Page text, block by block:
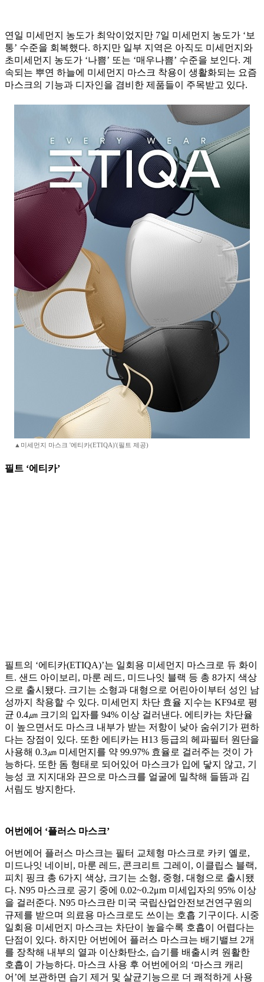
연일 미세먼지 농도가 최악이었지만 7일 미세먼지 농도가 ‘보
통’ 수준을 회복했다. 하지만 일부 지역은 아직도 미세먼지와
초미세먼지 농도가 ‘나쁨’ 또는 ‘매우나쁨’ 수준을 보인다. 계
속되는 뿌연 하늘에 미세먼지 마스크 착용이 생활화되는 요즘
마스크의 기능과 디자인을 겸비한 제품들이 주목받고 있다.
▲미세먼지 마스크 '에티카(ETIQA)'(필트 제공)
필트 ‘에티카’
필트의 ‘에티카(ETIQA)’는 일회용 미세먼지 마스크로 듀 화이
트. 샌드 아이보리, 마룬 레드, 미드나잇 블랙 등 총 8가지 색상
으로 출시됐다. 크기는 소형과 대형으로 어린아이부터 성인 남
성까지 착용할 수 있다. 미세먼지 차단 효율 지수는 KF94로 평
균 0.4㎛ 크기의 입자를 94% 이상 걸러낸다. 에티카는 차단율
이 높으면서도 마스크 내부가 받는 저항이 낮아 숨쉬기가 편하
다는 장점이 있다. 또한 에티카는 H13 등급의 헤파필터 원단을
사용해 0.3㎛ 미세먼지를 약 99.97% 효율로 걸러주는 것이 가
능하다. 또한 돔 형태로 되어있어 마스크가 입에 닿지 않고, 기
능성 코 지지대와 끈으로 마스크를 얼굴에 밀착해 들뜸과 김
서림도 방지한다.
어번에어 ‘플러스 마스크’
어번에어 플러스 마스크는 필터 교체형 마스크로 카키 옐로,
미드나잇 네이비, 마룬 레드, 콘크리트 그레이, 이클립스 블랙,
피치 핑크 총 6가지 색상, 크기는 소형, 중형, 대형으로 출시됐
다. N95 마스크로 공기 중에 0.02~0.2μm 미세입자의 95% 이상
을 걸러준다. N95 마스크란 미국 국립산업안전보건연구원의
규제를 받으며 의료용 마스크로도 쓰이는 호흡 기구이다. 시중
일회용 미세먼지 마스크는 차단이 높을수록 호흡이 어렵다는
단점이 있다. 하지만 어번에어 플러스 마스크는 배기밸브 2개
를 장착해 내부의 열과 이산화탄소, 습기를 배출시켜 원활한
호흡이 가능하다. 마스크 사용 후 어번에어의 ‘마스크 캐리
어’에 보관하면 습기 제거 및 살균기능으로 더 쾌적하게 사용